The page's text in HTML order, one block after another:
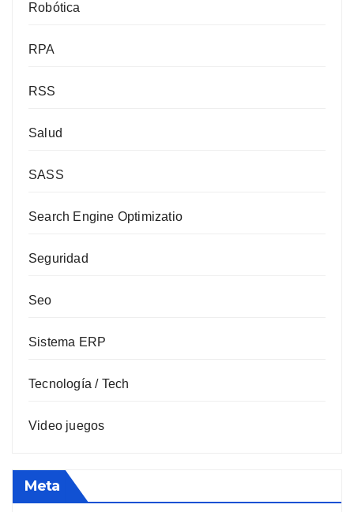
Robótica
RPA
RSS
Salud
SASS
Search Engine Optimizatio
Seguridad
Seo
Sistema ERP
Tecnología / Tech
Video juegos
Meta